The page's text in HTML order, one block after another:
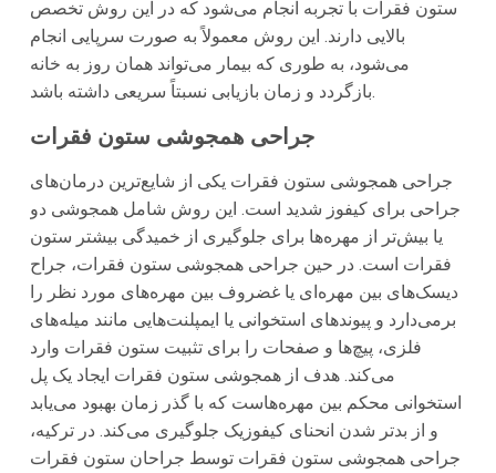
ستون فقرات با تجربه انجام می‌شود که در این روش تخصص
بالایی دارند. این روش معمولاً به صورت سرپایی انجام
می‌شود، به طوری که بیمار می‌تواند همان روز به خانه
بازگردد و زمان بازیابی نسبتاً سریعی داشته باشد.
جراحی همجوشی ستون فقرات
جراحی همجوشی ستون فقرات یکی از شایع‌ترین درمان‌های
جراحی برای کیفوز شدید است. این روش شامل همجوشی دو
یا بیش‌تر از مهره‌ها برای جلوگیری از خمیدگی بیشتر ستون
فقرات است. در حین جراحی همجوشی ستون فقرات، جراح
دیسک‌های بین مهره‌ای یا غضروف بین مهره‌های مورد نظر را
برمی‌دارد و پیوندهای استخوانی یا ایمپلنت‌هایی مانند میله‌های
فلزی، پیچ‌ها و صفحات را برای تثبیت ستون فقرات وارد
می‌کند. هدف از همجوشی ستون فقرات ایجاد یک پل
استخوانی محکم بین مهره‌هاست که با گذر زمان بهبود می‌یابد
و از بدتر شدن انحنای کیفوزیک جلوگیری می‌کند. در ترکیه،
جراحی همجوشی ستون فقرات توسط جراحان ستون فقرات